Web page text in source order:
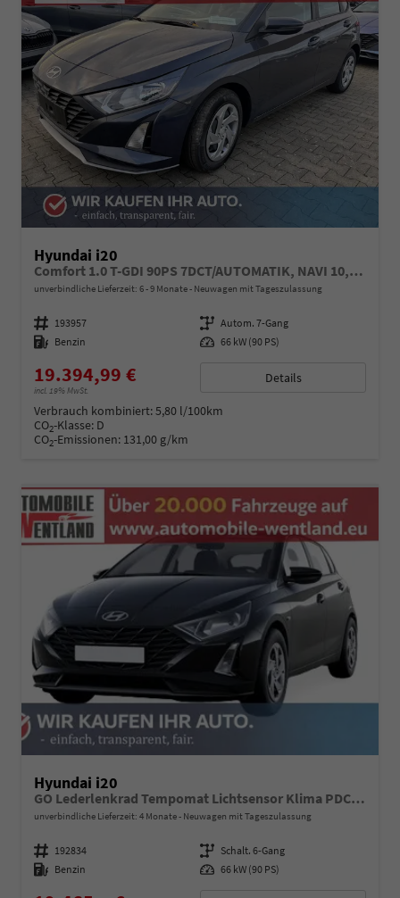
Hyundai i20
Comfort 1.0 T-GDI 90PS 7DCT/AUTOMATIK, NAVI 10,25", Klimaanlage, Parksensoren hinten, Rückfahrkamera, Tempomat, Lederlenkrad, Reserverad, Alarm, Armlehne, ZV mit Fernbedienung, Fernlichtassistent, 4x elektr. Fensterheber
unverbindliche Lieferzeit: 6 - 9 Monate Neuwagen mit Tageszulassung
Fahrzeugnummer 193957 Getriebe Autom. 7-Gang
Kraftstoff Benzin Leistung 66 kW (90 PS)
19.394,99 €
incl. 19% MwSt.
Details
Verbrauch kombiniert:5,80 l/100km
CO2-Klasse: D
CO2-Emissionen: 131,00 g/km
Hyundai i20
GO Lederlenkrad Tempomat Lichtsensor Klima PDC h Kamera
unverbindliche Lieferzeit: 4 Monate Neuwagen mit Tageszulassung
Fahrzeugnummer 192834 Getriebe Schalt. 6-Gang
Kraftstoff Benzin Leistung 66 kW (90 PS)